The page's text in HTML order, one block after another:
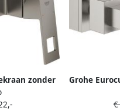
zonder
23145AL0
Grohe
m.
€